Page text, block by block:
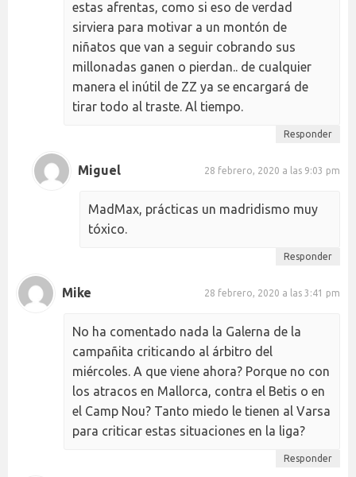
estas afrentas, como si eso de verdad
sirviera para motivar a un montón de
niñatos que van a seguir cobrando sus
millonadas ganen o pierdan.. de cualquier
manera el inútil de ZZ ya se encargará de
tirar todo al traste. Al tiempo.
Responder
Miguel 28 febrero, 2020 a las 9:03 pm
MadMax, prácticas un madridismo muy
tóxico.
Responder
Mike 28 febrero, 2020 a las 3:41 pm
No ha comentado nada la Galerna de la
campañita criticando al árbitro del
miércoles. A que viene ahora? Porque no con
los atracos en Mallorca, contra el Betis o en
el Camp Nou? Tanto miedo le tienen al Varsa
para criticar estas situaciones en la liga?
Responder